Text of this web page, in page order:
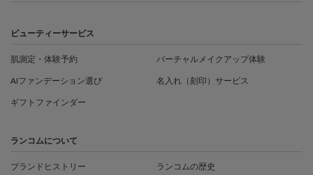
ビューティーサービス
肌測定・体験予約 バーチャルメイクアップ体験
AIファンデーション選び 名入れ（刻印）サービス
ギフトファインダー
ランコムについて
ブランドヒストリー ランコムの歴史